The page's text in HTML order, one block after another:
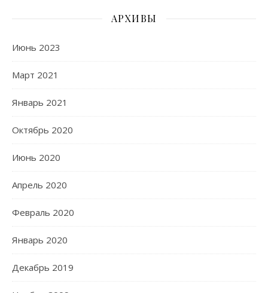
АРХИВЫ
Июнь 2023
Март 2021
Январь 2021
Октябрь 2020
Июнь 2020
Апрель 2020
Февраль 2020
Январь 2020
Декабрь 2019